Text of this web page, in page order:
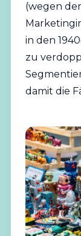
(wegen
in den
zu
damit die